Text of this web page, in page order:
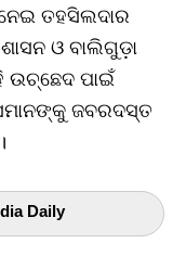
ତହସିଲଦାର
ଓ ବାଲିଗୁଡ଼ା
ଉଚ୍ଛେଦ ପାଇଁ
ଜବରଦସ୍ତ
Daily